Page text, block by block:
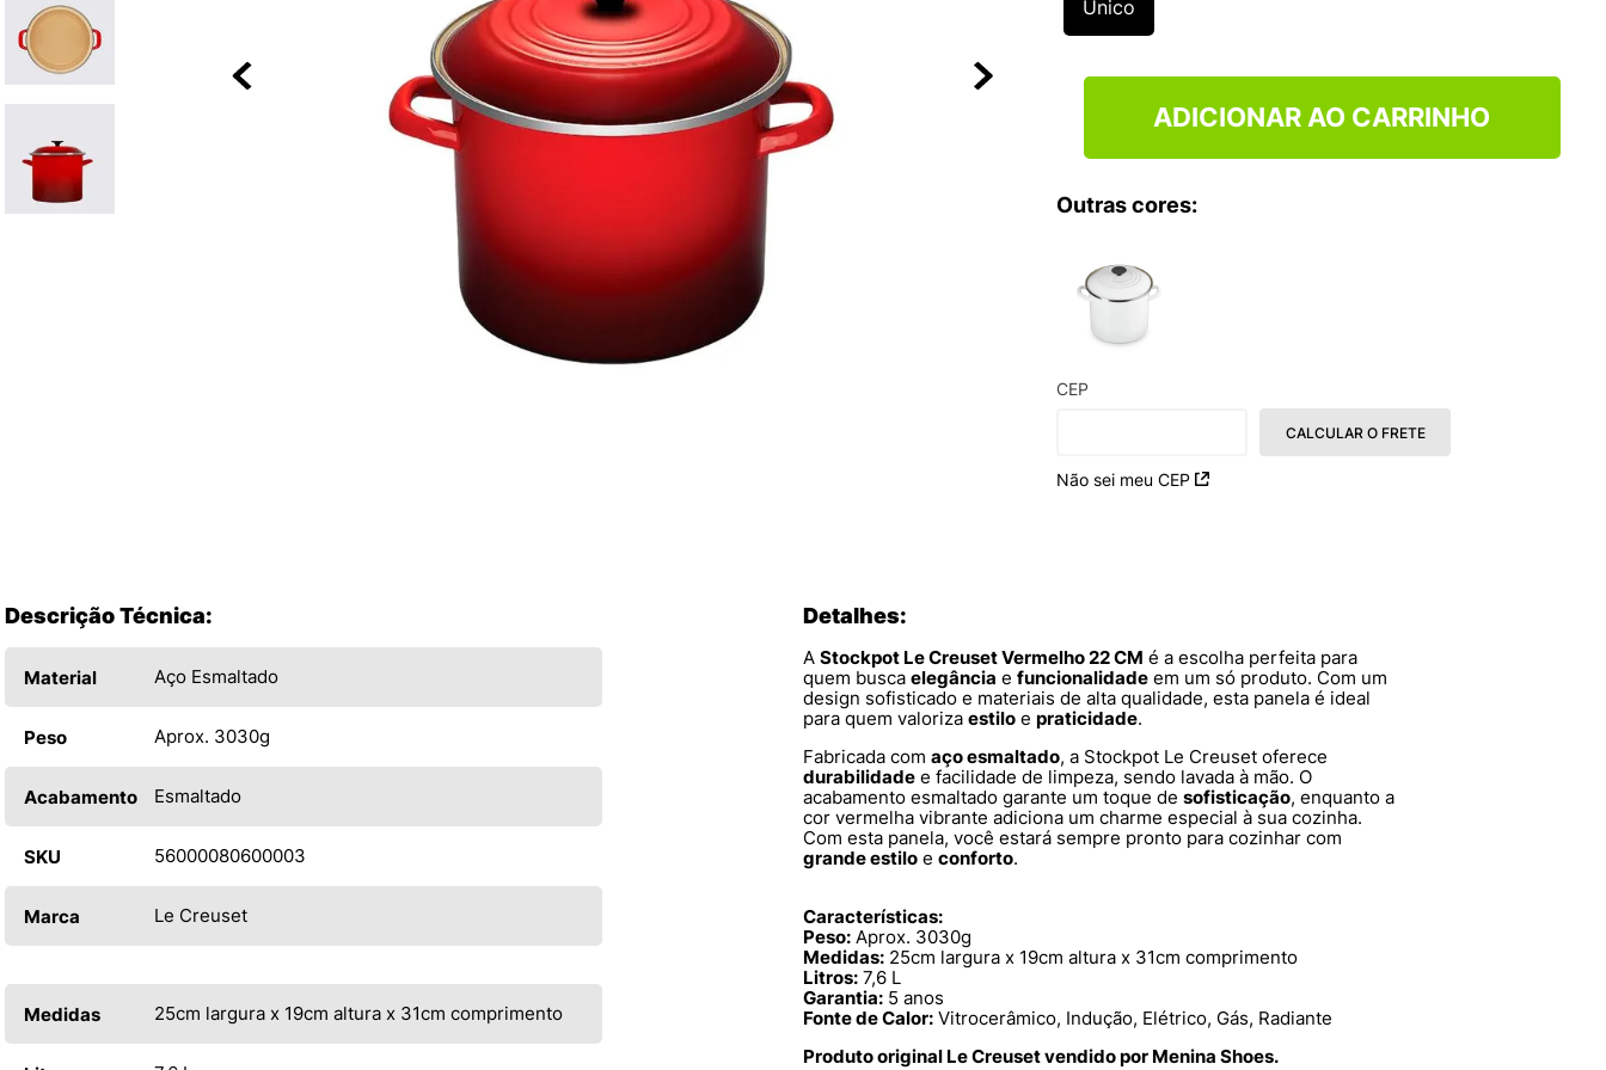
Único
ADICIONAR AO CARRINHO
Outras cores:
CEP
Não sei meu CEP
CALCULAR O FRETE
Descrição Técnica:
Material Aço Esmaltado
Peso Aprox. 3030g
Acabamento Esmaltado
SKU 56000080600003
Marca Le Creuset
Medidas 25cm largura x 19cm altura x 31cm comprimento
Detalhes:
A Stockpot Le Creuset Vermelho 22 CM é a escolha perfeita para
quem busca elegância e funcionalidade em um só produto. Com um
design sofisticado e materiais de alta qualidade, esta panela é ideal
para quem valoriza estilo e praticidade.
Fabricada com aço esmaltado, a Stockpot Le Creuset oferece
durabilidade e facilidade de limpeza, sendo lavada à mão. O
acabamento esmaltado garante um toque de sofisticação, enquanto a
cor vermelha vibrante adiciona um charme especial à sua cozinha.
Com esta panela, você estará sempre pronto para cozinhar com
grande estilo e conforto.
Características:
Peso: Aprox. 3030g
Medidas: 25cm largura x 19cm altura x 31cm comprimento
Litros: 7,6 L
Garantia: 5 anos
Fonte de Calor: Vitrocerâmico, Indução, Elétrico, Gás, Radiante
Produto original Le Creuset vendido por Menina Shoes.